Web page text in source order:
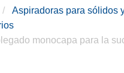
Aspiradoras para sólidos
monocapa para la